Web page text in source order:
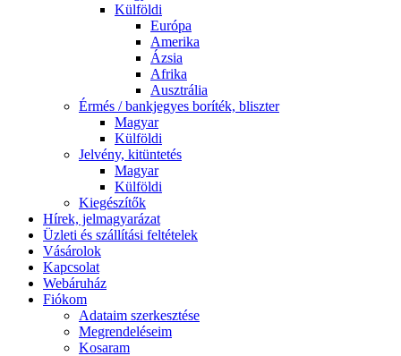
Külföldi
Európa
Amerika
Ázsia
Afrika
Ausztrália
Érmés / bankjegyes boríték, bliszter
Magyar
Külföldi
Jelvény, kitüntetés
Magyar
Külföldi
Kiegészítők
Hírek, jelmagyarázat
Üzleti és szállítási feltételek
Vásárolok
Kapcsolat
Webáruház
Fiókom
Adataim szerkesztése
Megrendeléseim
Kosaram